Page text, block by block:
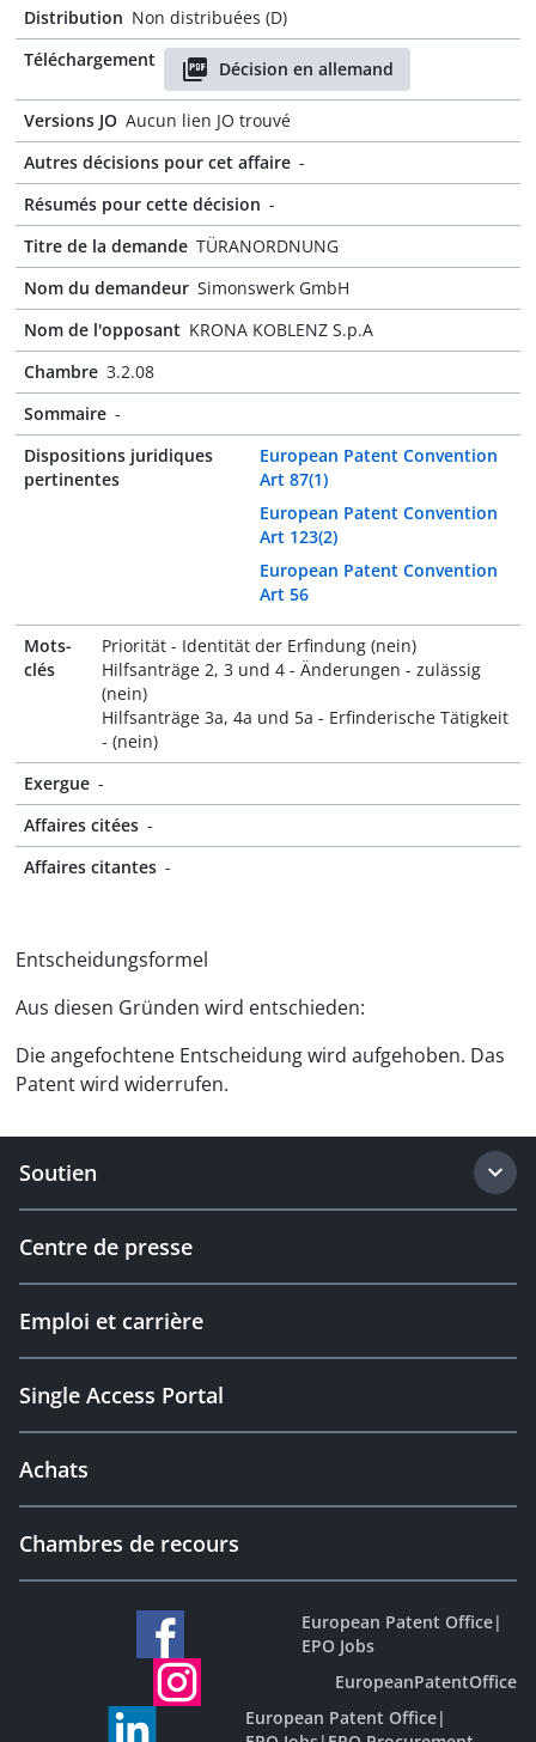
Distribution Non distribuées (D)
Téléchargement
Décision en allemand
Versions JO Aucun lien JO trouvé
Autres décisions pour cet affaire -
Résumés pour cette décision -
Titre de la demande TÜRANORDNUNG
Nom du demandeur Simonswerk GmbH
Nom de l'opposant KRONA KOBLENZ S.p.A
Chambre 3.2.08
Sommaire -
Dispositions juridiques
pertinentes
European Patent Convention
Art 87(1)
European Patent Convention
Art 123(2)
European Patent Convention
Art 56
Mots-
clés
Priorität - Identität der Erfindung (nein)
Hilfsanträge 2, 3 und 4 - Änderungen - zulässig
(nein)
Hilfsanträge 3a, 4a und 5a - Erfinderische Tätigkeit
- (nein)
Exergue -
Affaires citées -
Affaires citantes -
Entscheidungsformel
Aus diesen Gründen wird entschieden:
Die angefochtene Entscheidung wird aufgehoben. Das
Patent wird widerrufen.
Soutien
Centre de presse
Emploi et carrière
Single Access Portal
Achats
Chambres de recours
European Patent Office|
EPO Jobs
EuropeanPatentOffice
European Patent Office|